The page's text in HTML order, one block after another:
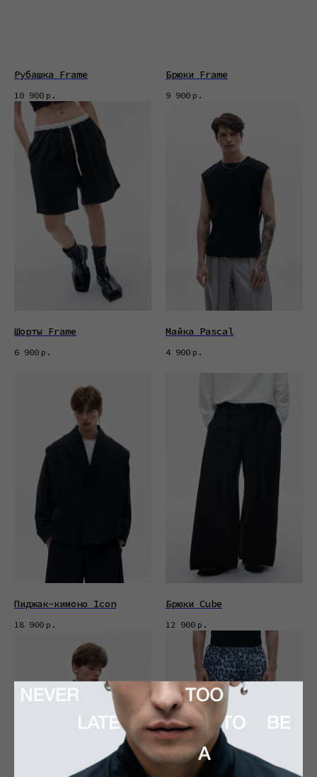
Рубашка Frame
10 900 р.
Брюки Frame
9 900 р.
Шорты Frame
6 900 р.
Майка Pascal
4 900 р.
Пиджак-кимоно Icon
18 900 р.
Брюки Cube
12 900 р.